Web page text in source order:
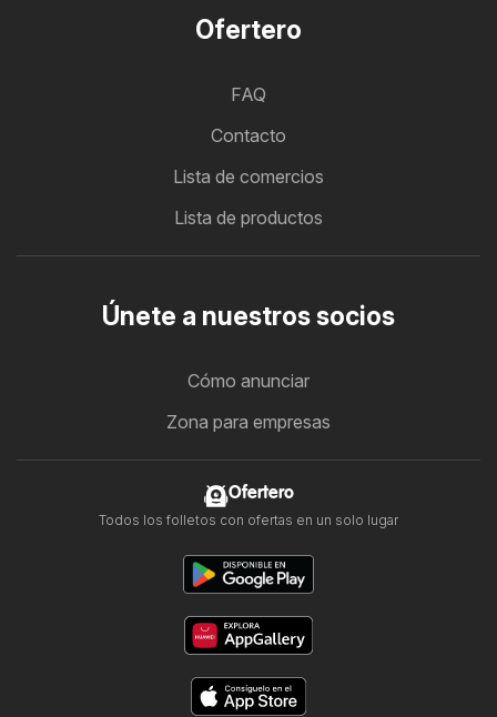
Ofertero
FAQ
Contacto
Lista de comercios
Lista de productos
Únete a nuestros socios
Cómo anunciar
Zona para empresas
Ofertero
Todos los folletos con ofertas en un solo lugar